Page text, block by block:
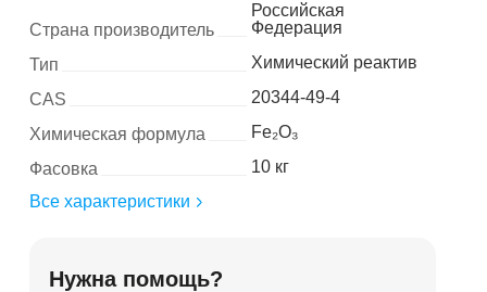
Страна производитель
Российская
Федерация
Тип
Химический реактив
CAS
20344-49-4
Химическая формула
Fe₂O₃
Фасовка
10 кг
Все характеристики
Нужна помощь?